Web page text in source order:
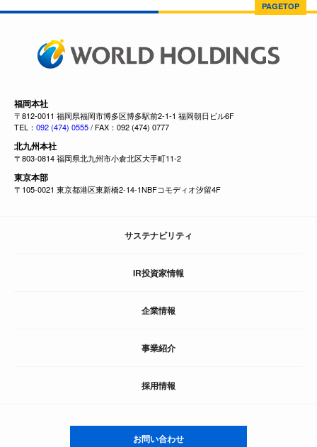
PAGETOP
福岡本社
〒812-0011 福岡県福岡市博多区博多駅前2-1-1 福岡朝日ビル6F
TEL： 092 (474) 0555/ FAX：092 (474) 0777
北九州本社
〒803-0814 福岡県北九州市小倉北区大手町11-2
東京本部
〒105-0021 東京都港区東新橋2-14-1NBFコモディオ汐留4F
サステナビリティ
IR投資家情報
企業情報
事業紹介
採用情報
お問い合わせ